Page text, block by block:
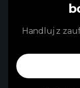
Handluj z